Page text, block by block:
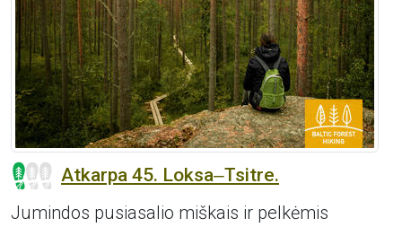
Atkarpa 45. Loksa‒Tsitre.
Jumindos pusiasalio miškais ir pelkėmis